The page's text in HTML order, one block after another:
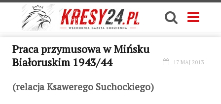
Praca przymusowa w Mińsku
Białoruskim 1943/44
17 MAJ 2013
(relacja Ksawerego Suchockiego)